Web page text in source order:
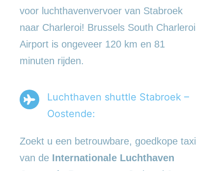
voor luchthavenvervoer van Stabroek
naar Charleroi! Brussels South Charleroi
Airport is ongeveer 120 km en 81
minuten rijden.
Luchthaven shuttle Stabroek –
Oostende:
Zoekt u een betrouwbare, goedkope taxi
van de Internationale Luchthaven